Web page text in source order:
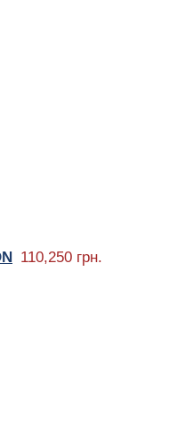
110,250 грн.